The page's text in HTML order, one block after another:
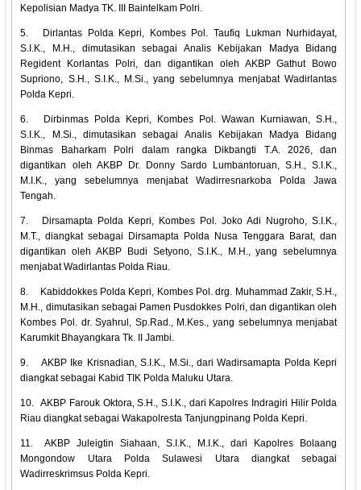
Kepolisian Madya TK. III Baintelkam Polri.
5.
Dirlantas Polda Kepri, Kombes Pol. Taufiq Lukman Nurhidayat,
S.I.K., M.H., dimutasikan sebagai Analis Kebijakan Madya Bidang
Regident Korlantas Polri, dan digantikan oleh AKBP Gathut Bowo
Supriono, S.H., S.I.K., M.Si., yang sebelumnya menjabat Wadirlantas
Polda Kepri.
6.
Dirbinmas Polda Kepri, Kombes Pol. Wawan Kurniawan, S.H.,
S.I.K., M.Si., dimutasikan sebagai Analis Kebijakan Madya Bidang
Binmas Baharkam Polri dalam rangka Dikbangti T.A. 2026, dan
digantikan oleh AKBP Dr. Donny Sardo Lumbantoruan, S.H., S.I.K.,
M.I.K., yang sebelumnya menjabat Wadirresnarkoba Polda Jawa
Tengah.
7.
Dirsamapta Polda Kepri, Kombes Pol. Joko Adi Nugroho, S.I.K.,
M.T., diangkat sebagai Dirsamapta Polda Nusa Tenggara Barat, dan
digantikan oleh AKBP Budi Setyono, S.I.K., M.H., yang sebelumnya
menjabat Wadirlantas Polda Riau.
8.
Kabiddokkes Polda Kepri, Kombes Pol. drg. Muhammad Zakir, S.H.,
M.H., dimutasikan sebagai Pamen Pusdokkes Polri, dan digantikan oleh
Kombes Pol. dr. Syahrul, Sp.Rad., M.Kes., yang sebelumnya menjabat
Karumkit Bhayangkara Tk. II Jambi.
9.
AKBP Ike Krisnadian, S.I.K., M.Si., dari Wadirsamapta Polda Kepri
diangkat sebagai Kabid TIK Polda Maluku Utara.
10. AKBP Farouk Oktora, S.H., S.I.K., dari Kapolres Indragiri Hilir Polda
Riau diangkat sebagai Wakapolresta Tanjungpinang Polda Kepri.
11.
AKBP Juleigtin Siahaan, S.I.K., M.I.K., dari Kapolres Bolaang
Mongondow Utara Polda Sulawesi Utara diangkat sebagai
Wadirreskrimsus Polda Kepri.